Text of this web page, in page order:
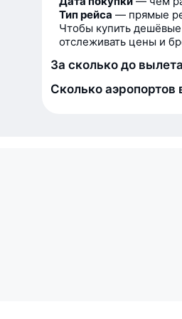
Тип рейса — прямые
Чтобы купить
отслеживать цены и
За сколько до
Сколько